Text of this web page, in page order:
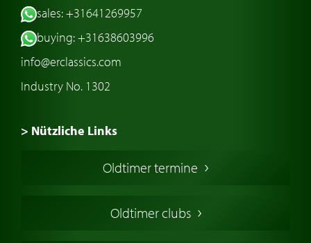
sales: +31641269957
buying: +31638603996
info@erclassics.com
Industry No. 1302
> Nützliche Links
Oldtimers in Europa
Englische Oldtimer
Oldtimer termine
Oldtimer clubs